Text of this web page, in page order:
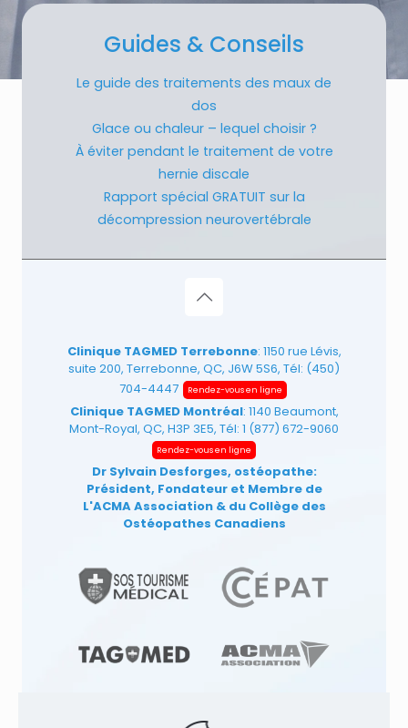
Guides & Conseils
Le guide des traitements des maux de
dos
Glace ou chaleur – lequel choisir ?
À éviter pendant le traitement de votre
hernie discale
Rapport spécial GRATUIT sur la
décompression neurovertébrale
Clinique TAGMED Terrebonne: 1150 rue Lévis,
suite 200, Terrebonne, QC, J6W 5S6, Tél: (450)
704-4447
Rendez-vous en ligne
Clinique TAGMED Montréal: 1140 Beaumont,
Mont-Royal, QC, H3P 3E5, Tél: 1 (877) 672-9060
Rendez-vous en ligne
Dr Sylvain Desforges, ostéopathe:
Président, Fondateur et Membre de
L'ACMA Association & du Collège des
Ostéopathes Canadiens